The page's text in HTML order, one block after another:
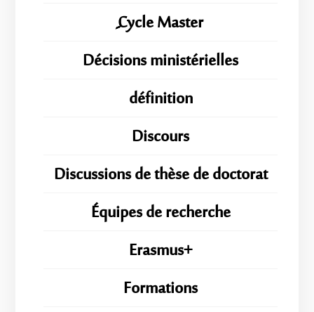
ِِِCycle Master
Décisions ministérielles
définition
Discours
Discussions de thèse de doctorat
Équipes de recherche
Erasmus+
Formations